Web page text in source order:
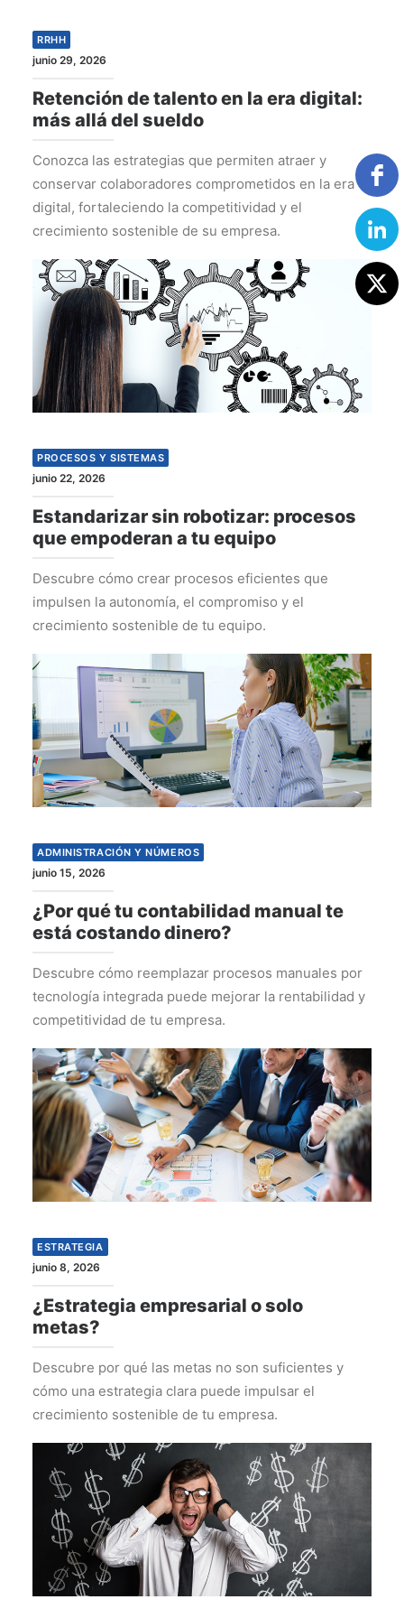
RRHH
junio 29, 2026
Retención de talento en la era digital:
más allá del sueldo
Conozca las estrategias que permiten atraer y
conservar colaboradores comprometidos en la era
digital, fortaleciendo la competitividad y el
crecimiento sostenible de su empresa.
PROCESOS Y SISTEMAS
junio 22, 2026
Estandarizar sin robotizar: procesos
que empoderan a tu equipo
Descubre cómo crear procesos eficientes que
impulsen la autonomía, el compromiso y el
crecimiento sostenible de tu equipo.
ADMINISTRACIÓN Y NÚMEROS
junio 15, 2026
¿Por qué tu contabilidad manual te
está costando dinero?
Descubre cómo reemplazar procesos manuales por
tecnología integrada puede mejorar la rentabilidad y
competitividad de tu empresa.
ESTRATEGIA
junio 8, 2026
¿Estrategia empresarial o solo
metas?
Descubre por qué las metas no son suficientes y
cómo una estrategia clara puede impulsar el
crecimiento sostenible de tu empresa.